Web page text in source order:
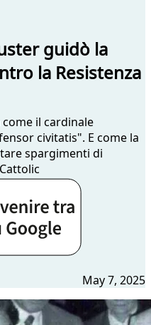
guidò la
la Resistenza
il cardinale
civitatis". E come la
spargimenti di
May 7, 2025